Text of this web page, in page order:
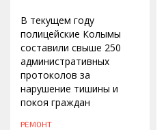
В текущем году
полицейские Колымы
составили свыше 250
административных
протоколов за
нарушение тишины и
покоя граждан
РЕМОНТ